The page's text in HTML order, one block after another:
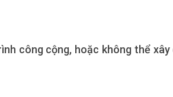
công cộng, hoặc không thể xây